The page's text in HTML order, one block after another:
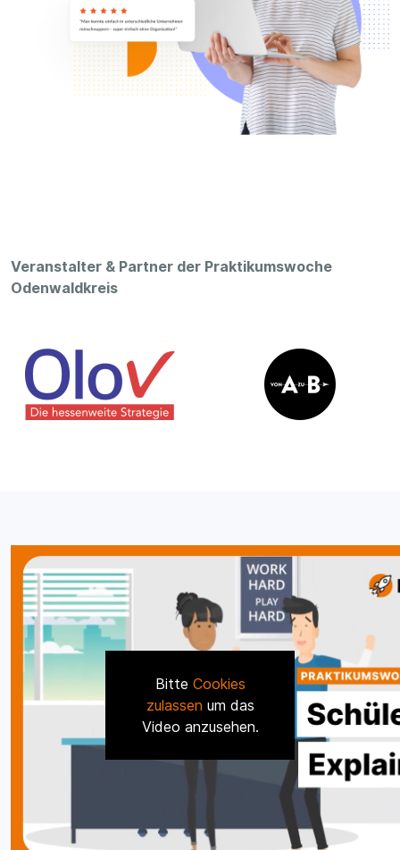
Veranstalter & Partner der Praktikumswoche
Odenwaldkreis
Bitte Cookies
zulassen um das
Video anzusehen.